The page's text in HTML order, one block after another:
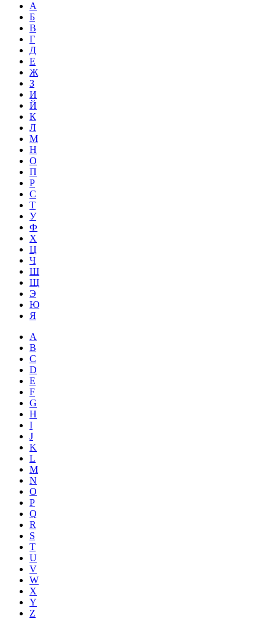
А
Б
В
Г
Д
Е
Ж
З
И
Й
К
Л
М
Н
О
П
Р
С
Т
У
Ф
Х
Ц
Ч
Ш
Щ
Э
Ю
Я
A
B
C
D
E
F
G
H
I
J
K
L
M
N
O
P
Q
R
S
T
U
V
W
X
Y
Z